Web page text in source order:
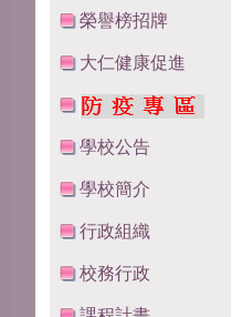
榮譽榜招牌
大仁健康促進
學校公告
學校簡介
行政組織
校務行政